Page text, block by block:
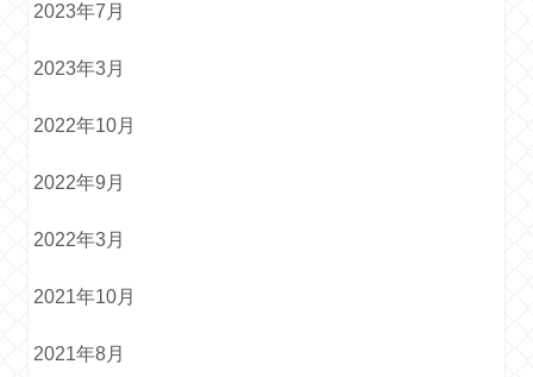
2023年7月
2023年3月
2022年10月
2022年9月
2022年3月
2021年10月
2021年8月